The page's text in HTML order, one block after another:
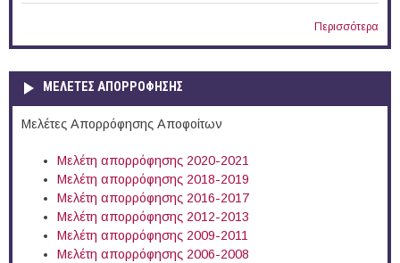
Περισσότερα
ΜΕΛΕΤΕΣ ΑΠΟΡΡΟΦΗΣΗΣ
Μελέτες Απορρόφησης Αποφοίτων
Μελέτη απορρόφησης 2020-2021
Μελέτη απορρόφησης 2018-2019
Μελέτη απορρόφησης 2016-2017
Μελέτη απορρόφησης 2012-2013
Μελέτη απορρόφησης 2009-2011
Μελέτη απορρόφησης 2006-2008